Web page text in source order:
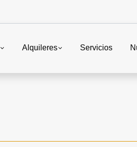
Alquileres Servicios